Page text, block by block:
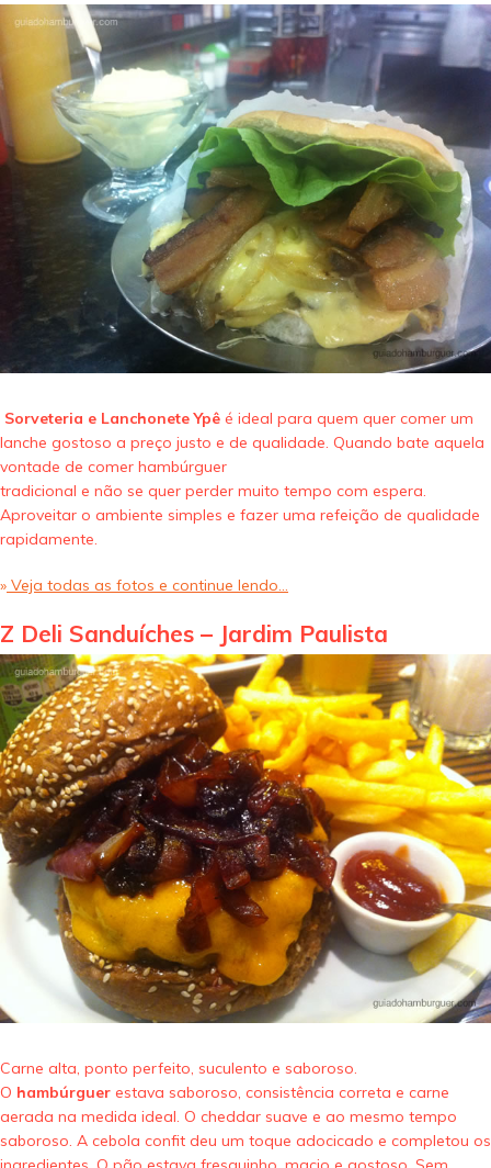
Sorveteria e Lanchonete Ypê é ideal para quem quer comer um
lanche gostoso a preço justo e de qualidade. Quando bate aquela
vontade de comer hambúrguer
tradicional e não se quer perder muito tempo com espera.
Aproveitar o ambiente simples e fazer uma refeição de qualidade
rapidamente.
» Veja todas as fotos e continue lendo…
Z Deli Sanduíches – Jardim Paulista
Carne alta, ponto perfeito, suculento e saboroso.
O hambúrguer estava saboroso, consistência correta e carne
aerada na medida ideal. O cheddar suave e ao mesmo tempo
saboroso. A cebola confit deu um toque adocicado e completou os